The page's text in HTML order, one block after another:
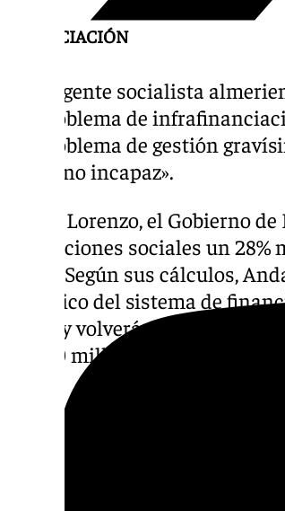
FINANCIACIÓN
El dirigente socialista
un problema de
un problema de gestión
gobierno incapaz».
Según Lorenzo, el Gobierno
prestaciones sociales un
Rajoy. Según sus cálculos,
histórico del sistema de
euros y volverá a ser récord
28.540 millones».
En los últimos siete años,